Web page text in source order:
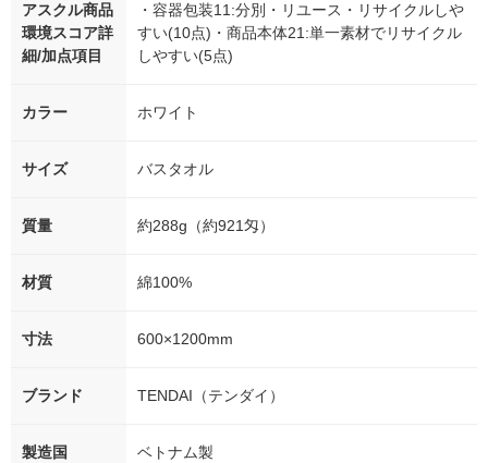
アスクル商品
環境スコア詳
細/加点項目
・容器包装11:分別・リユース・リサイクルしや
すい(10点)・商品本体21:単一素材でリサイクル
しやすい(5点)
カラー ホワイト
サイズ バスタオル
質量 約288g（約921匁）
材質 綿100%
寸法 600×1200mm
ブランド TENDAI（テンダイ）
製造国 ベトナム製